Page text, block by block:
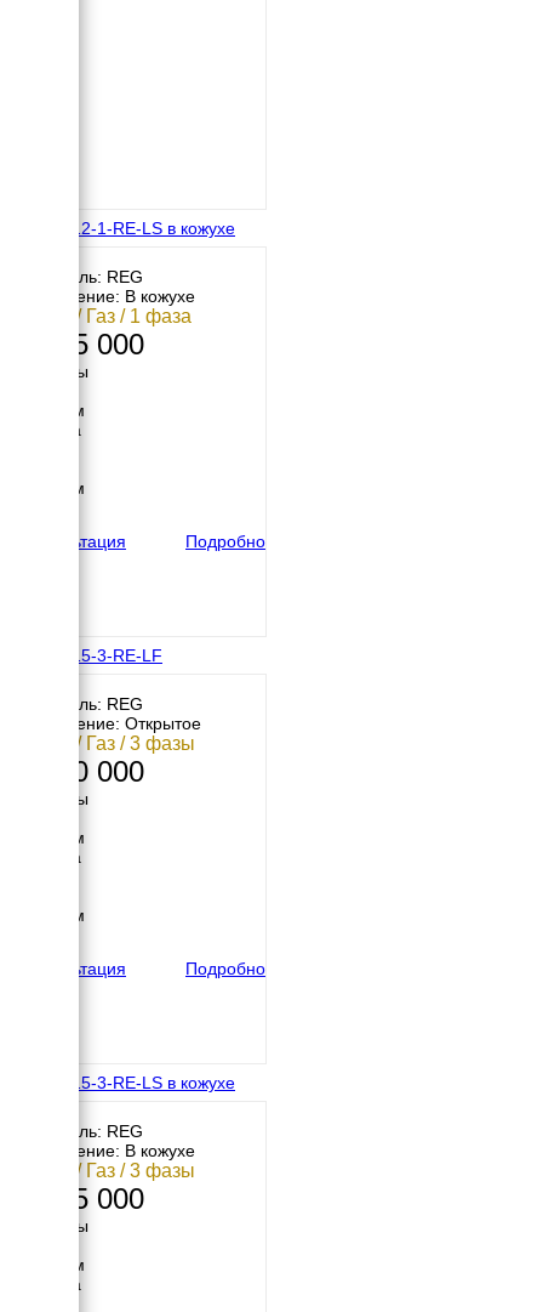
REG G12-1-RE-LS в кожухе
Двигатель: REG
Исполнение: В кожухе
11 кВт / Газ / 1 фаза
1 075 000
Размеры
1800 мм
Ширина
1250 мм
Консультация
Подробно
REG G15-3-RE-LF
Двигатель: REG
Исполнение: Открытое
11 кВт / Газ / 3 фазы
1 080 000
Размеры
1450 мм
Ширина
1200 мм
Консультация
Подробно
REG G15-3-RE-LS в кожухе
Двигатель: REG
Исполнение: В кожухе
11 кВт / Газ / 3 фазы
1 145 000
Размеры
1800 мм
Ширина